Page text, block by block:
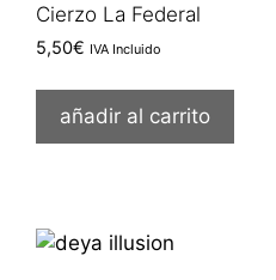
Cierzo La Federal
5,50€ IVA Incluido
añadir al carrito